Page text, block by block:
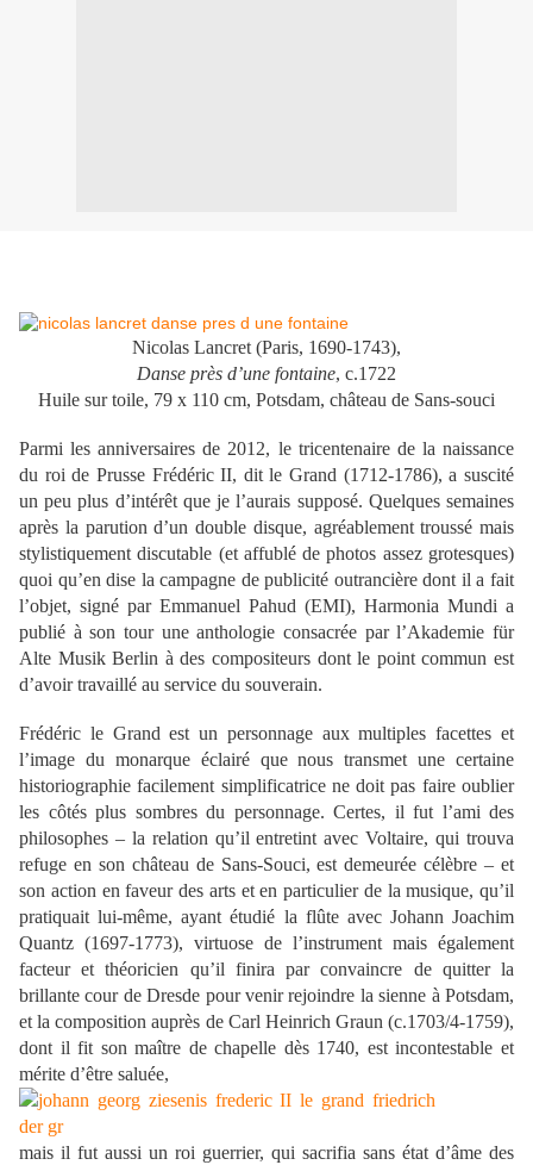
Nicolas Lancret (Paris, 1690-1743),
Danse près d’une fontaine, c.1722
Huile sur toile, 79 x 110 cm, Potsdam, château de Sans-souci
Parmi les anniversaires de 2012, le tricentenaire de la naissance
du roi de Prusse Frédéric II, dit le Grand (1712-1786), a suscité
un peu plus d’intérêt que je l’aurais supposé. Quelques semaines
après la parution d’un double disque, agréablement troussé mais
stylistiquement discutable (et affublé de photos assez grotesques)
quoi qu’en dise la campagne de publicité outrancière dont il a fait
l’objet, signé par Emmanuel Pahud (EMI), Harmonia Mundi a
publié à son tour une anthologie consacrée par l’Akademie für
Alte Musik Berlin à des compositeurs dont le point commun est
d’avoir travaillé au service du souverain.
Frédéric le Grand est un personnage aux multiples facettes et
l’image du monarque éclairé que nous transmet une certaine
historiographie facilement simplificatrice ne doit pas faire oublier
les côtés plus sombres du personnage. Certes, il fut l’ami des
philosophes – la relation qu’il entretint avec Voltaire, qui trouva
refuge en son château de Sans-Souci, est demeurée célèbre – et
son action en faveur des arts et en particulier de la musique, qu’il
pratiquait lui-même, ayant étudié la flûte avec Johann Joachim
Quantz (1697-1773), virtuose de l’instrument mais également
facteur et théoricien qu’il finira par convaincre de quitter la
brillante cour de Dresde pour venir rejoindre la sienne à Potsdam,
et la composition auprès de Carl Heinrich Graun (c.1703/4-1759),
dont il fit son maître de chapelle dès 1740, est incontestable et
mérite d’être saluée,
mais il fut aussi un roi guerrier, qui sacrifia sans état d’âme des